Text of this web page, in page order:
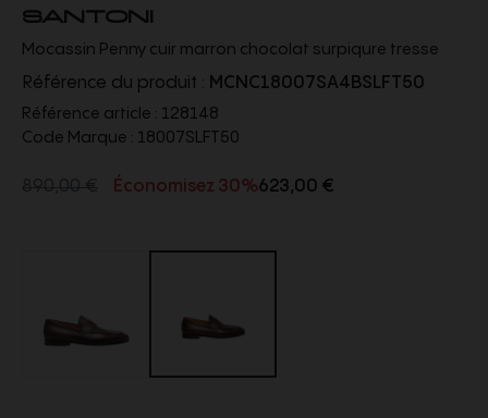
SANTONI
Mocassin Penny cuir marron chocolat surpiqure tresse
Référence du produit : MCNC18007SA4BSLFT50
Référence article : 128148
Code Marque : 18007SLFT50
Économisez 30%623,00 €